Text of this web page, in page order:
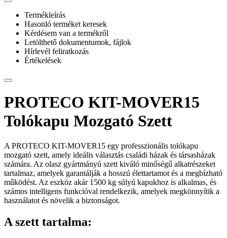
Termékleírás
Hasonló terméket keresek
Kérdésem van a termékről
Letölthető dokumentumok, fájlok
Hírlevél feliratkozás
Értékelések
PROTECO KIT-MOVER15
Tolókapu Mozgató Szett
A PROTECO KIT-MOVER15 egy professzionális tolókapu
mozgató szett, amely ideális választás családi házak és társasházak
számára. Az olasz gyártmányú szett kiváló minőségű alkatrészeket
tartalmaz, amelyek garantálják a hosszú élettartamot és a megbízható
működést. Az eszköz akár 1500 kg súlyú kapukhoz is alkalmas, és
számos intelligens funkcióval rendelkezik, amelyek megkönnyítik a
használatot és növelik a biztonságot.
A szett tartalma: